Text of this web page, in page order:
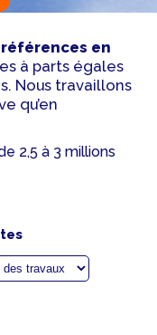
en
à parts égales
Nous travaillons
qu’en
2,5 à 3 millions